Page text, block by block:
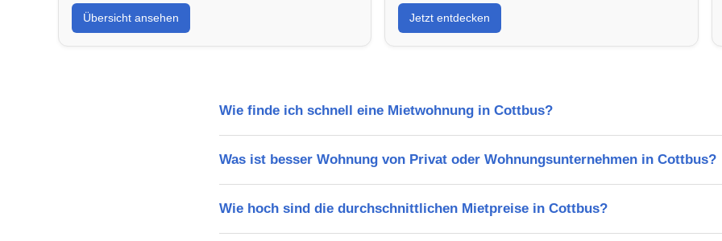
Übersicht ansehen Jetzt entdecken
Wie finde ich schnell eine Mietwohnung in Cottbus?
Was ist besser Wohnung von Privat oder Wohnungsunternehmen in Cottbus?
Wie hoch sind die durchschnittlichen Mietpreise in Cottbus?